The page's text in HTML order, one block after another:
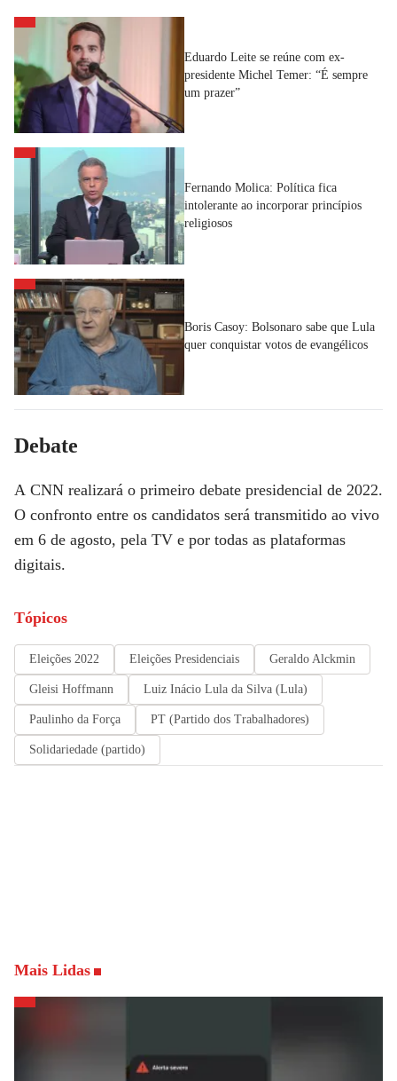
Eduardo Leite se reúne com ex-
presidente Michel Temer: “É sempre
um prazer”
Fernando Molica: Política fica
intolerante ao incorporar princípios
religiosos
Boris Casoy: Bolsonaro sabe que Lula
quer conquistar votos de evangélicos
Debate
A CNN realizará o primeiro debate presidencial de 2022.
O confronto entre os candidatos será transmitido ao vivo
em 6 de agosto, pela TV e por todas as plataformas
digitais.
Tópicos
Eleições 2022 Eleições Presidenciais Geraldo Alckmin
Gleisi Hoffmann Luiz Inácio Lula da Silva (Lula)
Paulinho da Força PT (Partido dos Trabalhadores)
Solidariedade (partido)
Mais Lidas